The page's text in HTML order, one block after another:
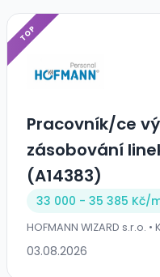
TOP
Pracovník/ce
zásobování
(A14383)
33 000 - 35 385 Kč/
HOFMANN WIZARD s.r.o.
03.08.2026